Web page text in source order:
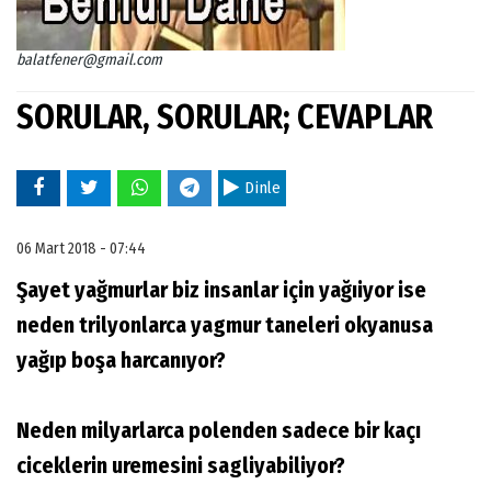
balatfener@gmail.com
SORULAR, SORULAR; CEVAPLAR
Dinle
06 Mart 2018 - 07:44
Şayet yağmurlar biz insanlar için yağıiyor ise
neden trilyonlarca yagmur taneleri okyanusa
yağıp boşa harcanıyor?
Neden milyarlarca polenden sadece bir kaçı
ciceklerin uremesini sagliyabiliyor?